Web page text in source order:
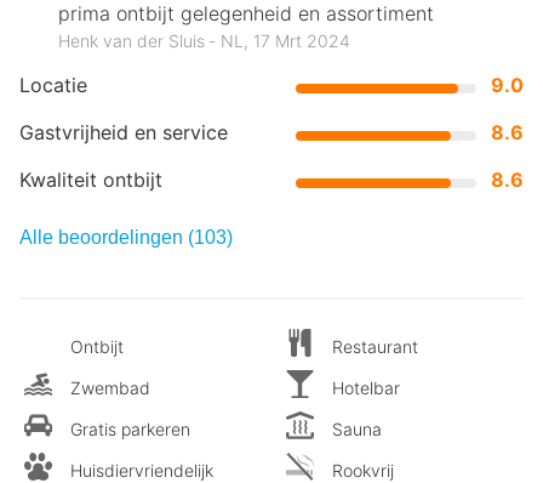
Locatie
9.0
Gastvrijheid en service
8.6
Kwaliteit ontbijt
8.6
prima ontbijt gelegenheid en assortiment
Henk van der Sluis ‐ NL, 17 Mrt 2024
Alle beoordelingen (103)
Ontbijt
Zwembad
Gratis parkeren
Huisdiervriendelijk
Restaurant
Hotelbar
Sauna
Rookvrij